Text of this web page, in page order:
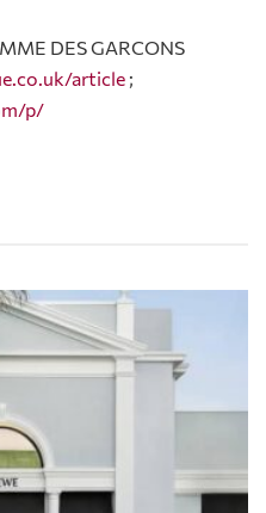
DES GARCONS
article ;
p/